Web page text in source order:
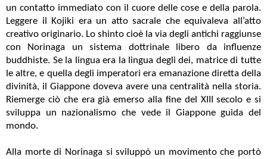
un contatto immediato con il cuore delle cose e della parola.
Leggere il Kojiki era un atto sacrale che equivaleva all’atto
creativo originario. Lo shinto cioè la via degli antichi raggiunse
con Norinaga un sistema dottrinale libero da influenze
buddhiste. Se la lingua era la lingua degli dei, matrice di tutte
le altre, e quella degli imperatori era emanazione diretta della
divinità, il Giappone doveva avere una centralità nella storia.
Riemerge ciò che era già emerso alla fine del XIII secolo e si
sviluppa un nazionalismo che vede il Giappone guida del
mondo.
Alla morte di Norinaga si sviluppò un movimento che portò